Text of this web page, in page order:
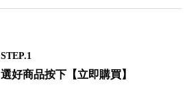
STEP.1
選好商品按下【立即購買】